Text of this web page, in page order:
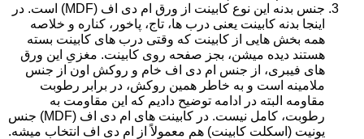
جنس بدنه این نوع کابینت از ورق ام دی اف (MDF) است. در
اینجا بدنه کابینت یعنی درب ها، تاج، پاخور، کناره و خلاصه
همه بخش هایی از کابینت که وقتی درب های کابینت بسته
هستند دیده میشن، بجز صفحه روی کابینت. مغزیِ این ورق
های فیبری، از جنس ام دی اف خام و روکش اون از جنس
ملامینه است و به خاطر همین روکش، در برابر رطوبت
مقاومه البته در ادامه توضیح دادیم که این مقاومت به
رطوبت، کامل نیست. در کابینت های ام دی اف (MDF) جنس
یونیت (اسکلت کابینت) هم معمولاً از ام دی اف انتخاب میشه.